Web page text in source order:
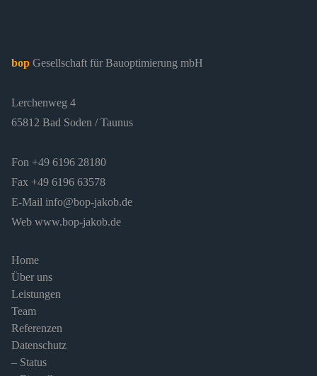
bop Gesellschaft für Bauoptimierung mbH
Lerchenweg 4
65812 Bad Soden / Taunus
Fon +49 6196 28180
Fax +49 6196 63578
E-Mail info@bop-jakob.de
Web www.bop-jakob.de
Home
Über uns
Leistungen
Team
Referenzen
Datenschutz
– Status